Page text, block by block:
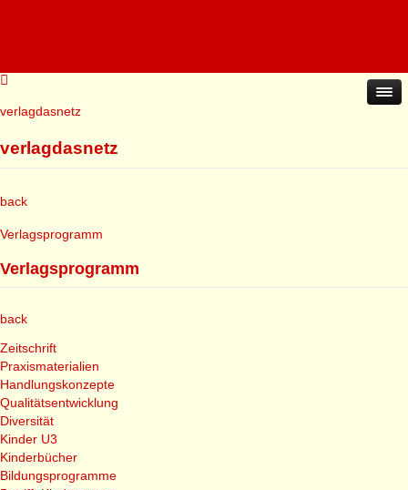
verlagdasnetz
verlagdasnetz
back
Verlagsprogramm
Verlagsprogramm
back
Zeitschrift
Praxismaterialien
Handlungskonzepte
Qualitätsentwicklung
Diversität
Kinder U3
Kinderbücher
Bildungsprogramme